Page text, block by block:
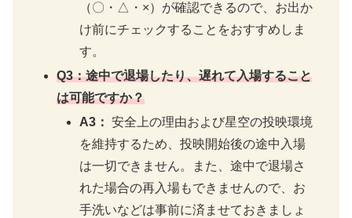
（〇・△・×）が確認できるので、お出か
け前にチェックすることをおすすめしま
す。
Q3：途中で退場したり、遅れて入場すること
は可能ですか？
A3： 安全上の理由および星空の投映環境
を維持するため、投映開始後の途中入場
は一切できません。また、途中で退場さ
れた場合の再入場もできませんので、お
手洗いなどは事前に済ませておきましょ